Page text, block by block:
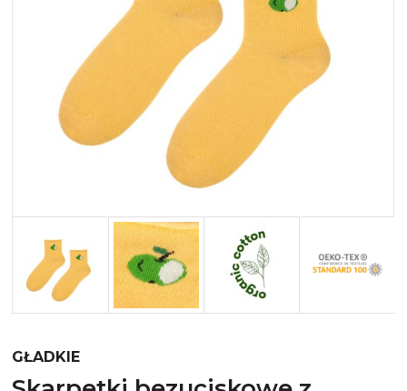
GŁADKIE
Merynos trekking
Merynos bezuciskowe
Kaszmir
Kaszmir stopki
Bawełna egipska maco
Bawełna merceryzowana